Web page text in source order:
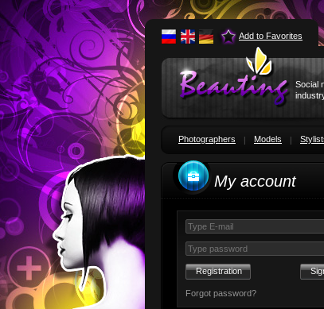
Add to Favorites
Social
Photographers Models
My account
Registration
Forgot password?